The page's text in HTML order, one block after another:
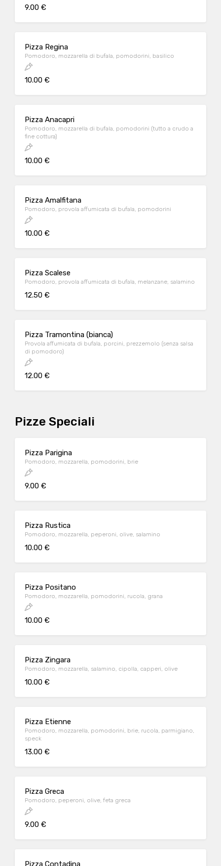
9.00 €
Pizza Regina
Pomodoro, mozzarella di bufala, pomodorini, basilico
10.00 €
Pizza Anacapri
Pomodoro, mozzarella di bufala, pomodorini (tutto a crudo a
fine cottura)
10.00 €
Pizza Amalfitana
Pomodoro, provola affumicata di bufala, pomodorini
10.00 €
Pizza Scalese
Pomodoro, provola affumicata di bufala, melanzane, salamino
12.50 €
Pizza Tramontina (bianca)
Provola affumicata di bufala, porcini, prezzemolo (senza salsa
di pomodoro)
12.00 €
Pizze Speciali
Pizza Parigina
Pomodoro, mozzarella, pomodorini, brie
9.00 €
Pizza Rustica
Pomodoro, mozzarella, peperoni, olive, salamino
10.00 €
Pizza Positano
Pomodoro, mozzarella, pomodorini, rucola, grana
10.00 €
Pizza Zingara
Pomodoro, mozzarella, salamino, cipolla, capperi, olive
10.00 €
Pizza Etienne
Pomodoro, mozzarella, pomodorini, brie, rucola, parmigiano,
speck
13.00 €
Pizza Greca
Pomodoro, peperoni, olive, feta greca
9.00 €
Pizza Contadina